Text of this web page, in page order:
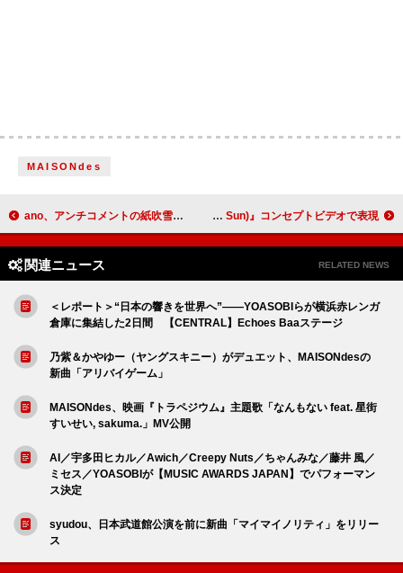
MAISONdes
ano、アンチコメントの紙吹雪の中で披露した「普変」ライブ映像を公開 aoen、太陽の光＆影を『青い太陽 (The Blue Sun)』コンセプトビデオで表現
関連ニュース RELATED NEWS
＜レポート＞“日本の響きを世界へ”――YOASOBIらが横浜赤レンガ
倉庫に集結した2日間 【CENTRAL】Echoes Baaステージ
乃紫＆かやゆー（ヤングスキニー）がデュエット、MAISONdesの
新曲「アリバイゲーム」
MAISONdes、映画『トラペジウム』主題歌「なんもない feat. 星街
すいせい, sakuma.」MV公開
AI／宇多田ヒカル／Awich／Creepy Nuts／ちゃんみな／藤井 風／
ミセス／YOASOBIが【MUSIC AWARDS JAPAN】でパフォーマン
ス決定
syudou、日本武道館公演を前に新曲「マイマイノリティ」をリリー
ス